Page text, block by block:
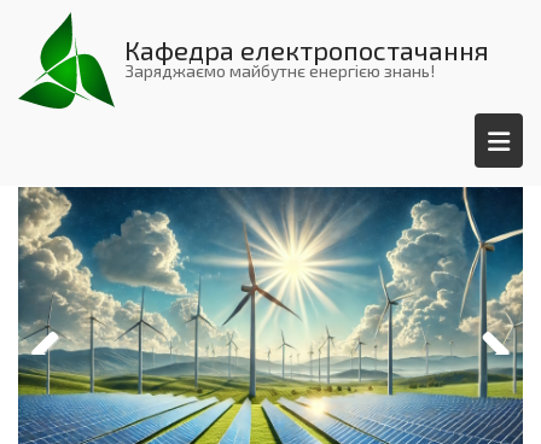
Перейти
основного
вмісту
Кафедра електропостачання
Заряджаємо майбутнє енергією знань!